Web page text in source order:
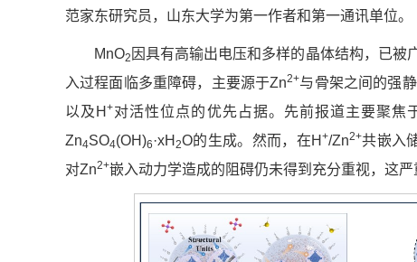
范家东研究员，山东大学为第一作者和第一通讯单位。
MnO2 因具有高输出电压和多样的晶体结构，已
入过程面临多重障碍，主要源于Zn2+与骨架之间的强
以及H+对活性位点的优先占据。先前报道主要聚焦
Zn4SO4(OH)6 ·xH 2O的生成。然而，在H +/Zn2+共嵌入
对Zn2+嵌入动力学造成的阻碍仍未得到充分重视，这严